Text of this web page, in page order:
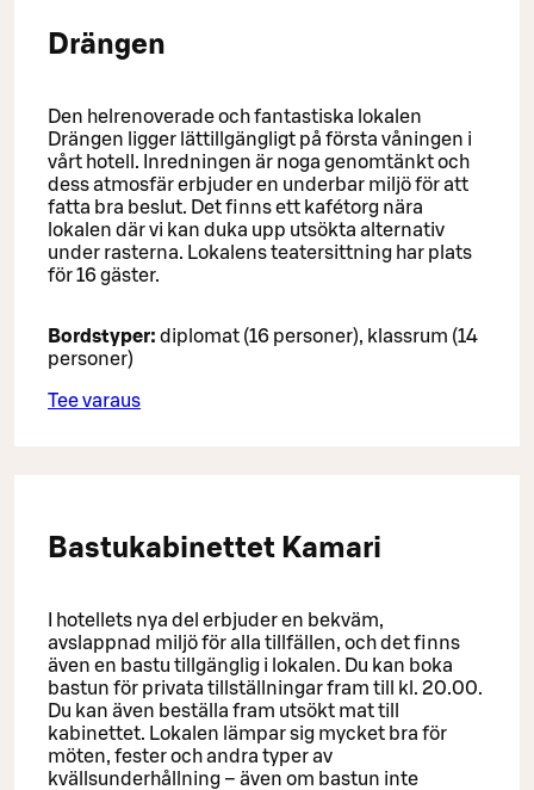
Drängen
Den helrenoverade och fantastiska lokalen
Drängen ligger lättillgängligt på första våningen i
vårt hotell. Inredningen är noga genomtänkt och
dess atmosfär erbjuder en underbar miljö för att
fatta bra beslut. Det finns ett kafétorg nära
lokalen där vi kan duka upp utsökta alternativ
under rasterna. Lokalens teatersittning har plats
för 16 gäster.
Bordstyper: diplomat (16 personer), klassrum (14
personer)
Tee varaus
Bastukabinettet Kamari
I hotellets nya del erbjuder en bekväm,
avslappnad miljö för alla tillfällen, och det finns
även en bastu tillgänglig i lokalen. Du kan boka
bastun för privata tillställningar fram till kl. 20.00.
Du kan även beställa fram utsökt mat till
kabinettet. Lokalen lämpar sig mycket bra för
möten, fester och andra typer av
kvällsunderhållning – även om bastun inte